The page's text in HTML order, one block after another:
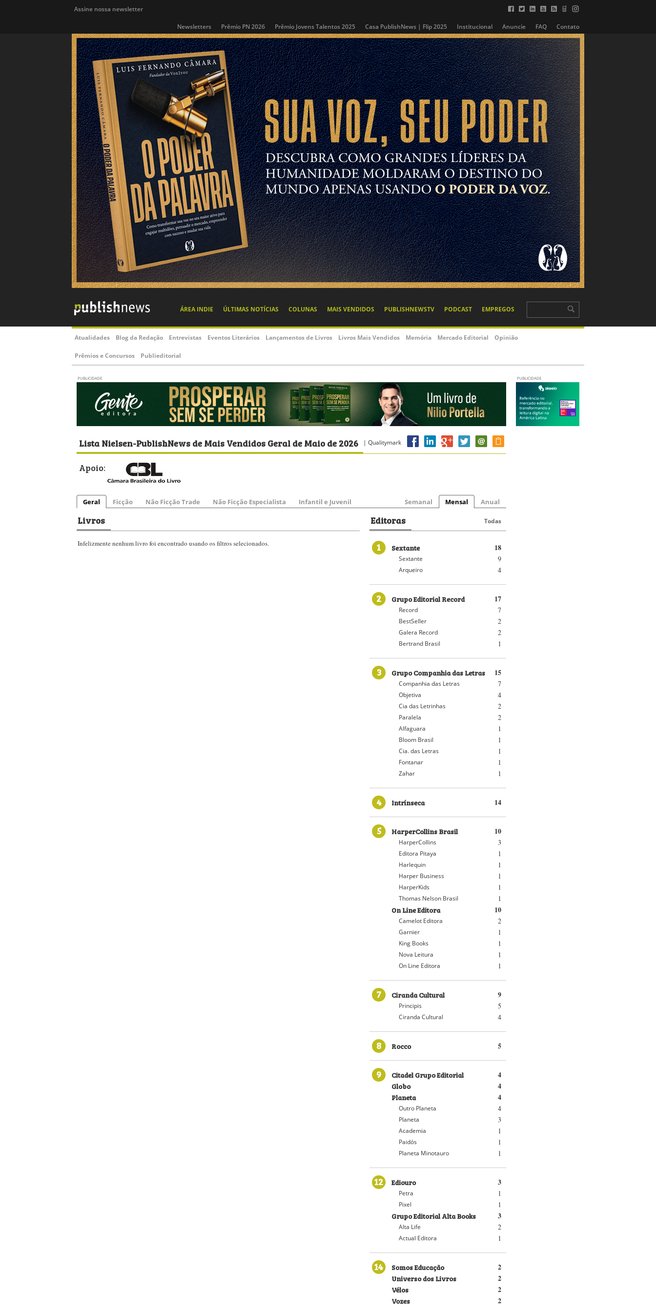
Assine nossa newsletter
Newsletters Prêmio PN 2026 Prêmio Jovens Talentos 2025 Casa PublishNews | Flip 2025 Institucional Anuncie FAQ Contato
ÁREA INDIE ÚLTIMAS NOTÍCIAS COLUNAS MAIS VENDIDOS PUBLISHNEWSTV PODCAST EMPREGOS
Atualidades Blog da Redação Entrevistas Eventos Literários Lançamentos de Livros Livros Mais Vendidos Memória Mercado Editorial Opinião
Prêmios e Concursos Publieditorial
PUBLICIDADE PUBLICIDADE
Lista Nielsen-PublishNews de Mais Vendidos Geral de Maio de 2026 | Qualitymark
Apoio:
Geral Ficção Não Ficção Trade Não Ficção Especialista Infantil e Juvenil Semanal Mensal Anual
Livros
Infelizmente nenhum livro foi encontrado usando os filtros selecionados.
Editoras Todas
1 18
Sextante
9
Sextante
4
Arqueiro
2 17
Grupo Editorial Record
7
Record
2
BestSeller
2
Galera Record
1
Bertrand Brasil
3 15
Grupo Companhia das Letras
7
Companhia das Letras
4
Objetiva
2
Cia das Letrinhas
2
Paralela
1
Alfaguara
1
Bloom Brasil
1
Cia. das Letras
1
Fontanar
1
Zahar
4 14
Intrínseca
5 10
HarperCollins Brasil
3
HarperCollins
1
Editora Pitaya
1
Harlequin
1
Harper Business
1
HarperKids
1
Thomas Nelson Brasil
10
On Line Editora
2
Camelot Editora
1
Garnier
1
King Books
1
Nova Leitura
1
On Line Editora
7 9
Ciranda Cultural
5
Principis
4
Ciranda Cultural
8 5
Rocco
9 4
Citadel Grupo Editorial
4
Globo
4
Planeta
4
Outro Planeta
3
Planeta
1
Academia
1
Paidós
1
Planeta Minotauro
12 3
Ediouro
1
Petra
1
Pixel
3
Grupo Editorial Alta Books
2
Alta Life
1
Actual Editora
14 2
Somos Educação
2
Universo dos Livros
2
Vélos
2
Vozes